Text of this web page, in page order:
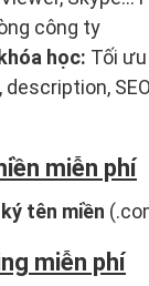
công ty
học: Tối
miễn phí
tên miền
miễn phí